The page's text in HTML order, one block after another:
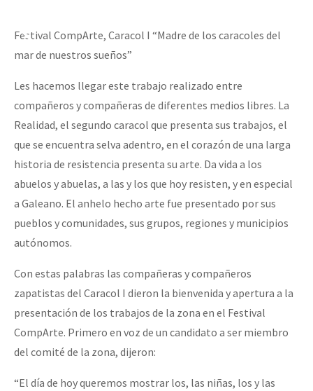
Festival CompArte, Caracol I “Madre de los caracoles del
mar de nuestros sueños”
Les hacemos llegar este trabajo realizado entre
compañeros y compañeras de diferentes medios libres. La
Realidad, el segundo caracol que presenta sus trabajos, el
que se encuentra selva adentro, en el corazón de una larga
historia de resistencia presenta su arte. Da vida a los
abuelos y abuelas, a las y los que hoy resisten, y en especial
a Galeano. El anhelo hecho arte fue presentado por sus
pueblos y comunidades, sus grupos, regiones y municipios
autónomos.
Con estas palabras las compañeras y compañeros
zapatistas del Caracol I dieron la bienvenida y apertura a la
presentación de los trabajos de la zona en el Festival
CompArte. Primero en voz de un candidato a ser miembro
del comité de la zona, dijeron:
“El día de hoy queremos mostrar los, las niñas, los y las